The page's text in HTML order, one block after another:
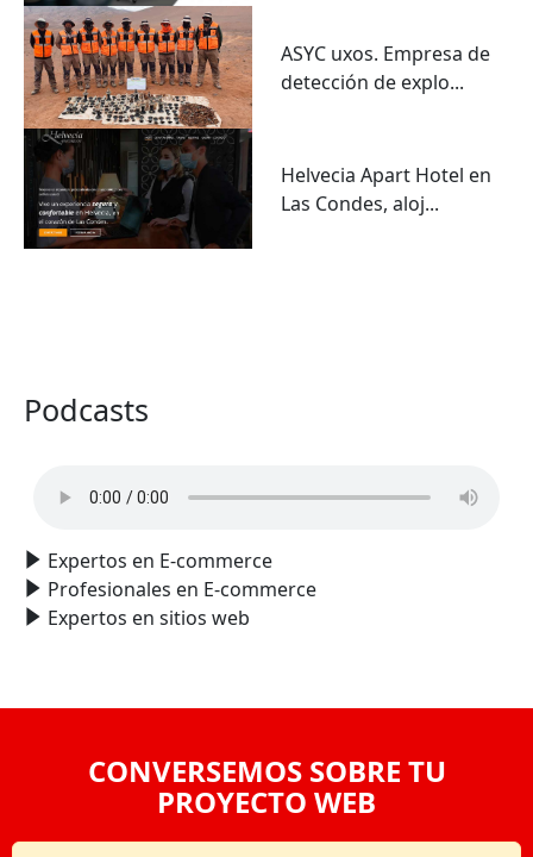
ASYC uxos. Empresa de
detección de explo...
Helvecia Apart Hotel en
Las Condes, aloj...
Podcasts
Expertos en E-commerce
Profesionales en E-commerce
Expertos en sitios web
CONVERSEMOS SOBRE TU
PROYECTO WEB